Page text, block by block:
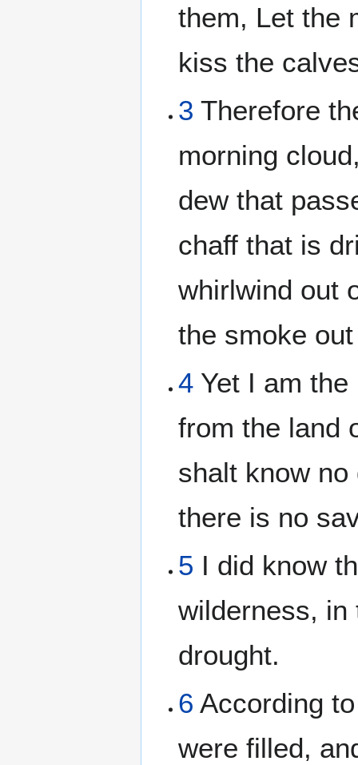
them, Let the
kiss the
3 Therefore
morning
dew that
chaff that is
whirlwind out
the smoke
4 Yet I am
from the land
shalt know
there is no
5 I did know
wilderness, in
drought.
6 According
were filled,